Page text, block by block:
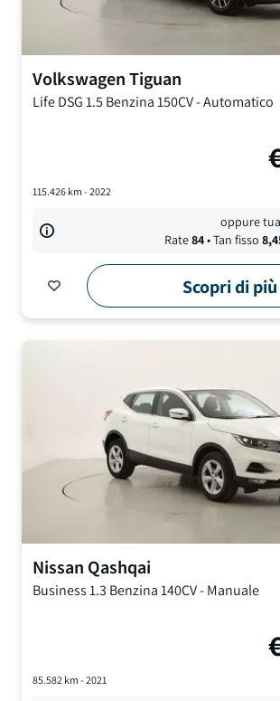
VolkswagenTiguan
Life DSG1.5 Benzina 150CV-Automatico
115.426km - 2022
oppure
Rate84• Tan fisso
Scopri di più
Nissan Qashqai
Business1.3 Benzina 140CV-Manuale
85.582km - 2021